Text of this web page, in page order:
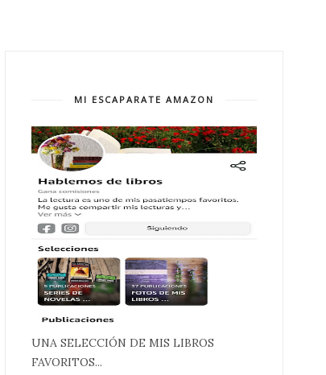
MI ESCAPARATE AMAZON
UNA SELECCIÓN DE MIS LIBROS
FAVORITOS...